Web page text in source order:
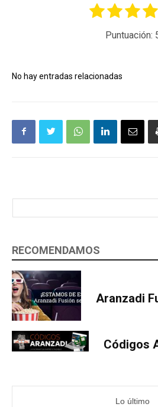
Puntuación:
No hay entradas relacionadas
RECOMENDAMOS
Aranzadi
Códigos
Lo último